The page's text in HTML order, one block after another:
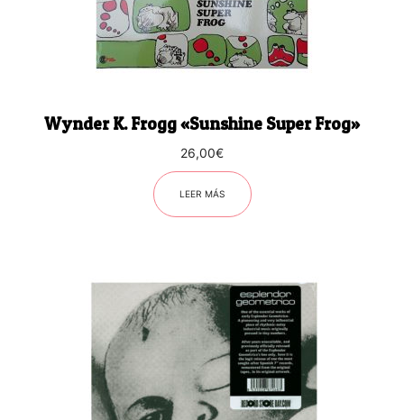
Wynder K. Frogg «Sunshine Super Frog»
26,00€
LEER MÁS